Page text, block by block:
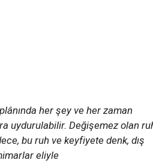
her şey ve her zaman
uydurulabilir. Değişemez olan
bu ruh ve keyfiyete denk, dış
eliyle